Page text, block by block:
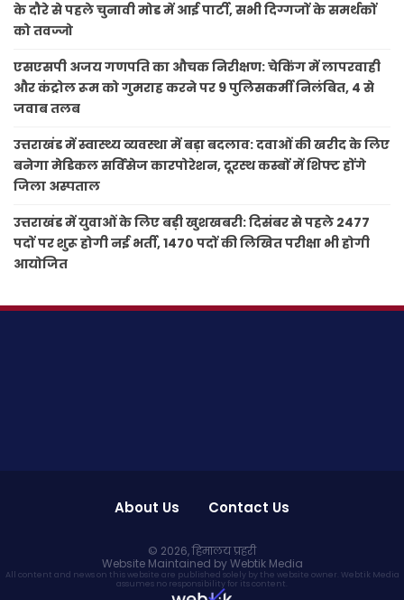
के दौरे से पहले चुनावी मोड में आई पार्टी, सभी दिग्गजों के समर्थकों
को तवज्जो
एसएसपी अजय गणपति का औचक निरीक्षण: चेकिंग में लापरवाही
और कंट्रोल रूम को गुमराह करने पर 9 पुलिसकर्मी निलंबित, 4 से
जवाब तलब
उत्तराखंड में स्वास्थ्य व्यवस्था में बड़ा बदलाव: दवाओं की खरीद के लिए
बनेगा मेडिकल सर्विसेज कारपोरेशन, दूरस्थ कस्बों में शिफ्ट होंगे
जिला अस्पताल
उत्तराखंड में युवाओं के लिए बड़ी खुशखबरी: दिसंबर से पहले 2477
पदों पर शुरू होगी नई भर्ती, 1470 पदों की लिखित परीक्षा भी होगी
आयोजित
About Us Contact Us
© 2026,हिमालय प्रहरी
Website Maintained by Webtik Media
All content and news on this website are published solely by the website owner. Webtik Media
assumes no responsibility for its content.